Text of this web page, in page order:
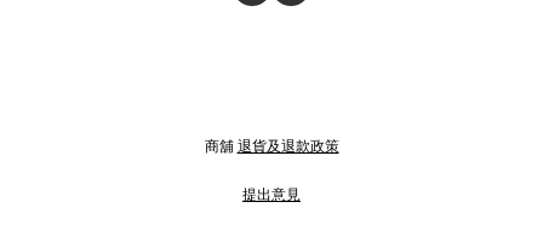
商舖 退貨及退款政策
提出意見